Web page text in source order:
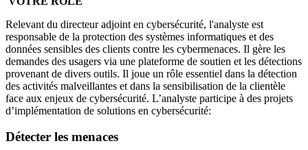
Relevant du directeur adjoint en cybersécurité, l'analyste est
responsable de la protection des systèmes informatiques et des
données sensibles des clients contre les cybermenaces. Il gère les
demandes des usagers via une plateforme de soutien et les détections
provenant de divers outils. Il joue un rôle essentiel dans la détection
des activités malveillantes et dans la sensibilisation de la clientèle
face aux enjeux de cybersécurité. L’analyste participe à des projets
d’implémentation de solutions en cybersécurité:
Détecter les menaces